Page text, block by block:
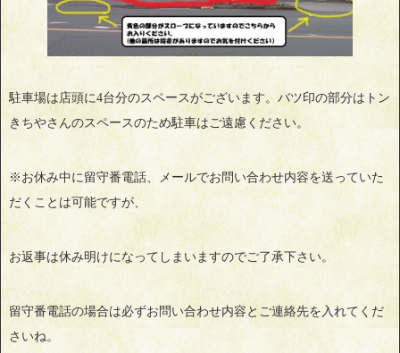
駐車場は店頭に4台分のスペースがございます。バツ印の部分はトン
きちやさんのスペースのため駐車はご遠慮ください。
※お休み中に留守番電話、メールでお問い合わせ内容を送っていた
だくことは可能ですが、
お返事は休み明けになってしまいますのでご了承下さい。
留守番電話の場合は必ずお問い合わせ内容とご連絡先を入れてくだ
さいね。